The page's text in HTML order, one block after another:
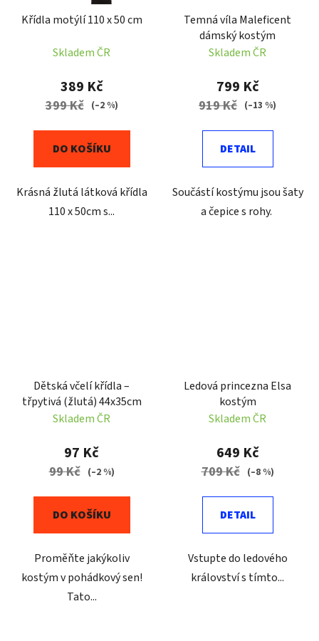
Křídla motýlí 110 x 50 cm
Skladem ČR
389 Kč
399 Kč (–2 %)
DO KOŠÍKU
Krásná žlutá látková křídla
110 x 50cm s...
Temná víla Maleficent
dámský kostým
Skladem ČR
799 Kč
919 Kč (–13 %)
DETAIL
Součástí kostýmu jsou šaty
a čepice s rohy.
Dětská včelí křídla –
třpytivá (žlutá) 44x35cm
Skladem ČR
97 Kč
99 Kč (–2 %)
DO KOŠÍKU
Proměňte jakýkoliv
kostým v pohádkový sen!
Tato...
Ledová princezna Elsa
kostým
Skladem ČR
649 Kč
709 Kč (–8 %)
DETAIL
Vstupte do ledového
království s tímto...